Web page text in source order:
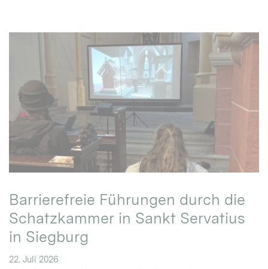
Barrierefreie Führungen durch die
Schatzkammer in Sankt Servatius
in Siegburg
22. Juli 2026